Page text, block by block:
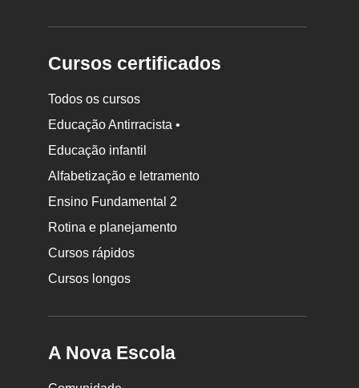
Cursos certificados
Todos os cursos
Educação Antirracista •
Educação infantil
Alfabetização e letramento
Ensino Fundamental 2
Rotina e planejamento
Cursos rápidos
Cursos longos
A Nova Escola